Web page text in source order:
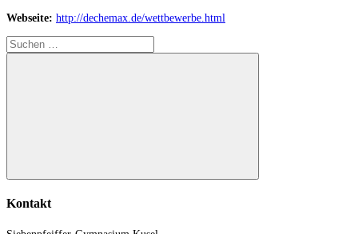
Webseite: http://dechemax.de/wettbewerbe.html
Suchen
nach:
Suchen
Kontakt